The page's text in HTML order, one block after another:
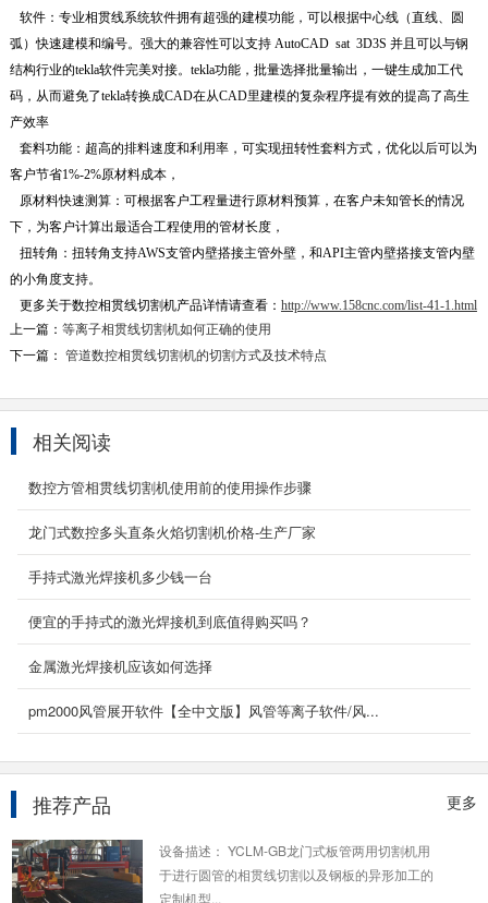
软件：专业相贯线系统软件拥有超强的建模功能，可以根据中心线（直线、圆
弧）快速建模和编号。强大的兼容性可以支持 AutoCAD sat 3D3S 并且可以与钢
结构行业的tekla软件完美对接。tekla功能，批量选择批量输出，一键生成加工代
码，从而避免了tekla转换成CAD在从CAD里建模的复杂程序提有效的提高了高生
产效率
套料功能：超高的排料速度和利用率，可实现扭转性套料方式，优化以后可以为
客户节省1%-2%原材料成本，
原材料快速测算：可根据客户工程量进行原材料预算，在客户未知管长的情况
下，为客户计算出最适合工程使用的管材长度，
扭转角：扭转角支持AWS支管内壁搭接主管外壁，和API主管内壁搭接支管内壁
的小角度支持。
更多关于数控相贯线切割机产品详情请查看： http://www.158cnc.com/list-41-1.html
上一篇： 等离子相贯线切割机如何正确的使用
下一篇： 管道数控相贯线切割机的切割方式及技术特点
相关阅读
数控方管相贯线切割机使用前的使用操作步骤
龙门式数控多头直条火焰切割机价格-生产厂家
手持式激光焊接机多少钱一台
便宜的手持式的激光焊接机到底值得购买吗？
金属激光焊接机应该如何选择
pm2000风管展开软件【全中文版】风管等离子软件/风...
更多
推荐产品
龙门式数控火焰等离子切割机
龙门式数控火焰等离子切割机按结构来分可分为
机两种,...
2023-05-27
2000w手持激光焊接机
手持式光纤激光焊接机由一根10米长的光纤连接
手持焊接头，对大的、不易移动的产品可远距离
2021-10-04
设备描述： YCLM-GB龙门式板管两用切割机用
于进行圆管的相贯线切割以及钢板的异形加工的
定制机型...